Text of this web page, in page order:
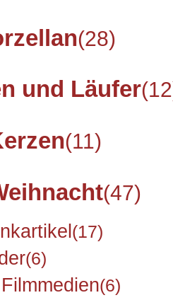
(28)
und Läufer
(11)
(47)
(17)
(6)
(6)